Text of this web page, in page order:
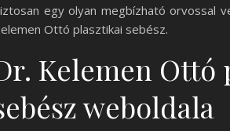
egy olyan megbízható orvossal
Ottó plasztikai sebész.
Kelemen Ottó
weboldala